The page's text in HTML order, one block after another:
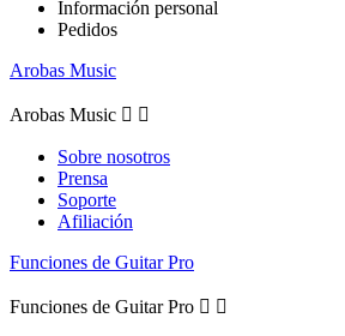
Información personal
Pedidos
Arobas Music
Arobas Music  
Sobre nosotros
Prensa
Soporte
Afiliación
Funciones de Guitar Pro
Funciones de Guitar Pro  